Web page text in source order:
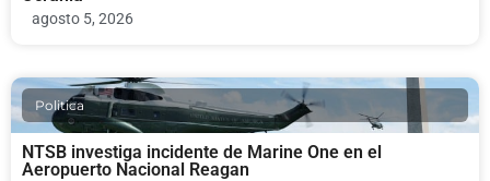
agosto 5, 2026
Politica
NTSB investiga incidente de Marine One en el
Aeropuerto Nacional Reagan